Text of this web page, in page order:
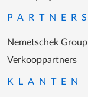
PARTNERS
Nemetschek Group
Verkooppartners
KLANTEN